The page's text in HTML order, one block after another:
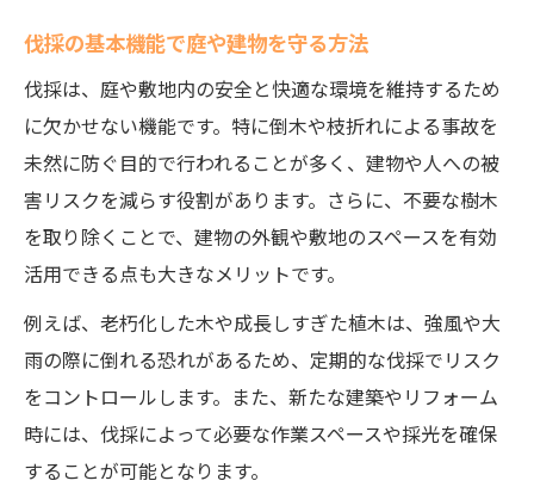
点
伐採と枝打ちの違いを生活にどう活かすか
最適な伐採方法と剪定の選び方を考察
適切な伐採方法で倒木リスクを防ぐ秘訣
伐採方法の選択で倒木リスクを効果的に減
少
伐採が倒木防止に有効な理由とポイント
枝打ちと伐採の違いが安全対策に与える影
響
伐採による災害リスク軽減の実践例を紹介
伐採の基本機能で庭や建物を守る方法
伐採は、庭や敷地内の安全と快適な環境を維持するため
に欠かせない機能です。特に倒木や枝折れによる事故を
未然に防ぐ目的で行われることが多く、建物や人への被
害リスクを減らす役割があります。さらに、不要な樹木
を取り除くことで、建物の外観や敷地のスペースを有効
活用できる点も大きなメリットです。
例えば、老朽化した木や成長しすぎた植木は、強風や大
雨の際に倒れる恐れがあるため、定期的な伐採でリスク
をコントロールします。また、新たな建築やリフォーム
時には、伐採によって必要な作業スペースや採光を確保
することが可能となります。